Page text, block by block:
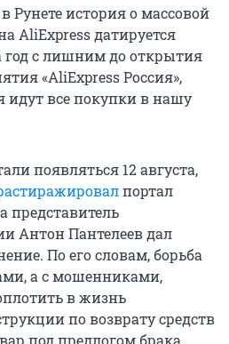
история о массовой
AliExpress датируется
год с лишним до открытия
«AliExpress Россия»,
идут все покупки в нашу
появляться 12 августа,
портал
представитель
Антон Пантелеев дал
По его словам, борьба
а с мошенниками,
в жизнь
по возврату средств